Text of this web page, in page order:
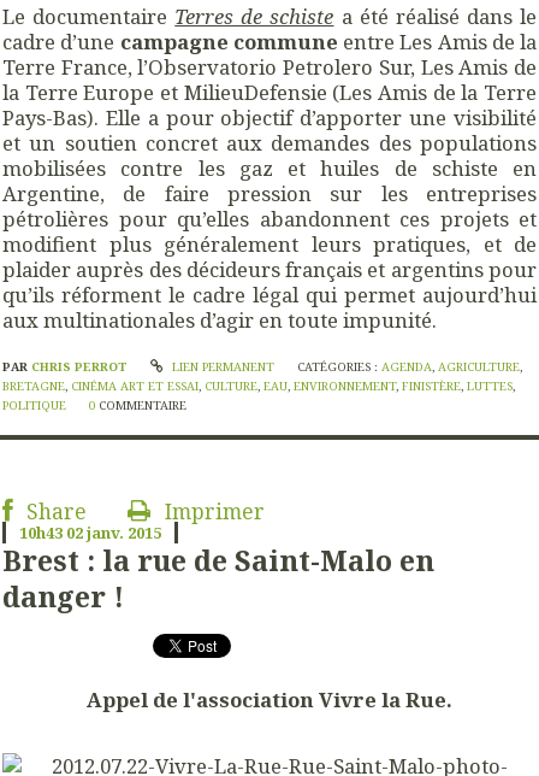
Le documentaire Terres de schiste a été réalisé dans le
cadre d’une campagne commune entre Les Amis de la
Terre France, l’Observatorio Petrolero Sur, Les Amis de
la Terre Europe et MilieuDefensie (Les Amis de la Terre
Pays-Bas). Elle a pour objectif d’apporter une visibilité
et un soutien concret aux demandes des populations
mobilisées contre les gaz et huiles de schiste en
Argentine, de faire pression sur les entreprises
pétrolières pour qu’elles abandonnent ces projets et
modifient plus généralement leurs pratiques, et de
plaider auprès des décideurs français et argentins pour
qu’ils réforment le cadre légal qui permet aujourd’hui
aux multinationales d’agir en toute impunité.
PAR CHRIS PERROT LIEN PERMANENT CATÉGORIES :AGENDA,AGRICULTURE,
BRETAGNE, CINÉMA ART ET ESSAI, CULTURE, EAU, ENVIRONNEMENT, FINISTÈRE, LUTTES,
POLITIQUE
0 COMMENTAIRE
Share Imprimer
10h43 02janv. 2015
Brest : la rue de Saint-Malo en
danger !
Appel de l'association Vivre la Rue.